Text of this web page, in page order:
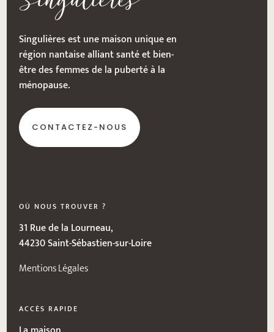
Singulières est une maison unique en
région nantaise alliant santé et bien-
être des femmes de la puberté à la
ménopause.
CONTACTEZ-NOUS
OÙ NOUS TROUVER ?
31 Rue de la Lourneau,
44230 Saint-Sébastien-sur-Loire
Mentions Légales
ACCÈS RAPIDE